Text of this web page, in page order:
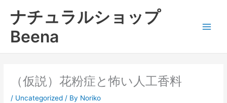
ナチュラルショップ
Beena
（仮説）花粉症と怖い人工香料
/ Uncategorized / By Noriko